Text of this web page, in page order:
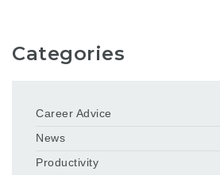
Categories
Career Advice
News
Productivity